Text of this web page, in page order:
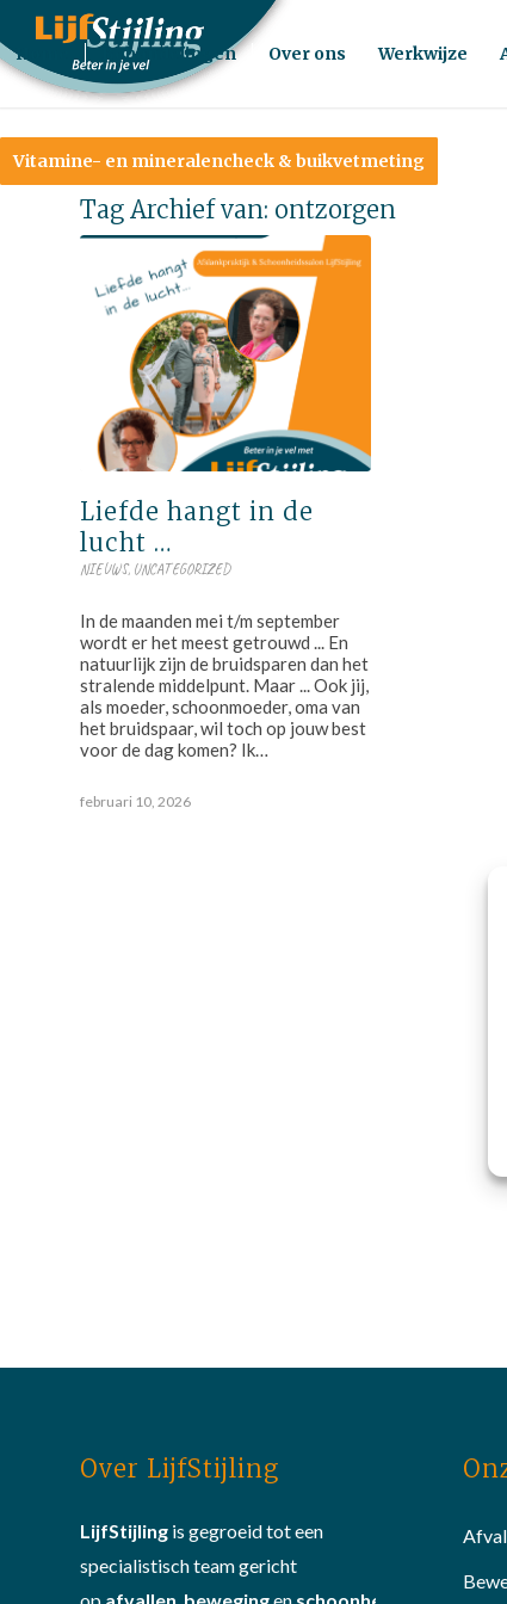
Home Behandelingen Over ons Werkwijze
Vitamine- en mineralencheck & buikvetmeting
Tag Archief van: ontzorgen
Liefde hangt in de
lucht …
NIEUWS, UNCATEGORIZED
In de maanden mei t/m september
wordt er het meest getrouwd ... En
natuurlijk zijn de bruidsparen dan het
stralende middelpunt. Maar ... Ook jij,
als moeder, schoonmoeder, oma van
het bruidspaar, wil toch op jouw best
voor de dag komen? Ik…
februari 10, 2026
Over LijfStijling
LijfStijling is gegroeid tot een
specialistisch team gericht